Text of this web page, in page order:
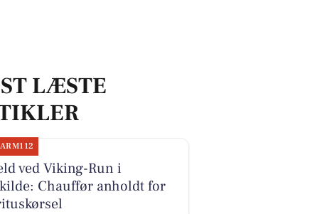
LÆSTE
ved Viking-Run i
Chauffør anholdt for